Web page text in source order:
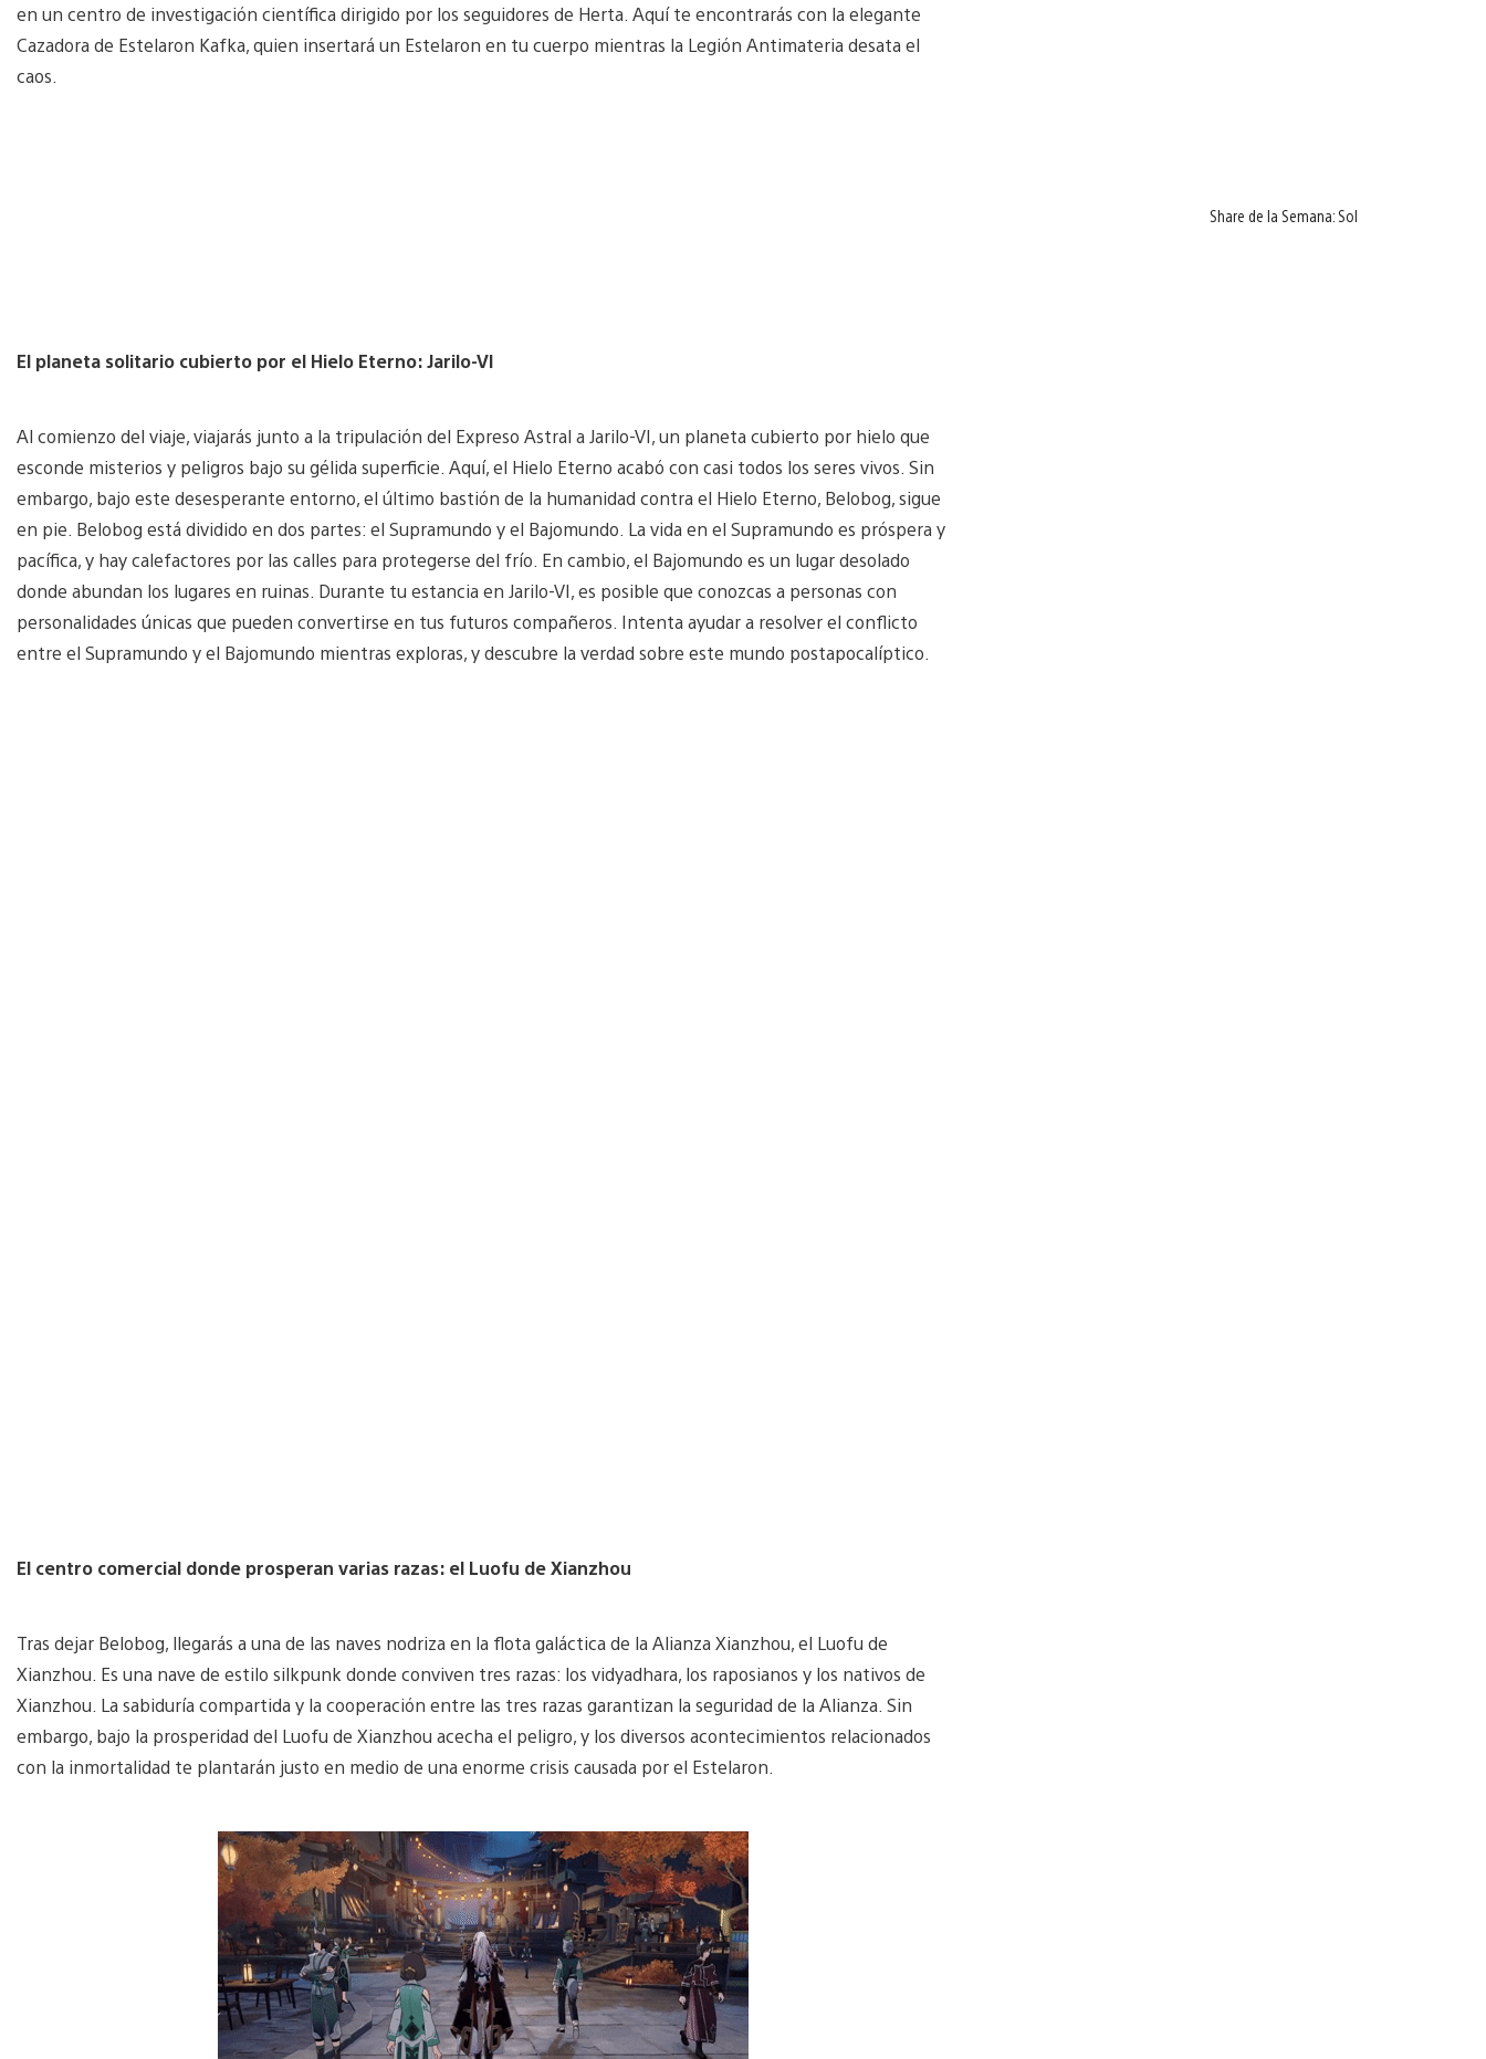
en un centro de investigación científica dirigido por los seguidores de Herta. Aquí te encontrarás con la elegante
Cazadora de Estelaron Kafka, quien insertará un Estelaron en tu cuerpo mientras la Legión Antimateria desata el
caos.
El planeta solitario cubierto por el Hielo Eterno: Jarilo-VI
Al comienzo del viaje, viajarás junto a la tripulación del Expreso Astral a Jarilo-VI, un planeta cubierto por hielo que
esconde misterios y peligros bajo su gélida superficie. Aquí, el Hielo Eterno acabó con casi todos los seres vivos. Sin
embargo, bajo este desesperante entorno, el último bastión de la humanidad contra el Hielo Eterno, Belobog, sigue
en pie. Belobog está dividido en dos partes: el Supramundo y el Bajomundo. La vida en el Supramundo es próspera y
pacífica, y hay calefactores por las calles para protegerse del frío. En cambio, el Bajomundo es un lugar desolado
donde abundan los lugares en ruinas. Durante tu estancia en Jarilo-VI, es posible que conozcas a personas con
personalidades únicas que pueden convertirse en tus futuros compañeros. Intenta ayudar a resolver el conflicto
entre el Supramundo y el Bajomundo mientras exploras, y descubre la verdad sobre este mundo postapocalíptico.
El centro comercial donde prosperan varias razas: el Luofu de Xianzhou
Tras dejar Belobog, llegarás a una de las naves nodriza en la flota galáctica de la Alianza Xianzhou, el Luofu de
Xianzhou. Es una nave de estilo silkpunk donde conviven tres razas: los vidyadhara, los raposianos y los nativos de
Xianzhou. La sabiduría compartida y la cooperación entre las tres razas garantizan la seguridad de la Alianza. Sin
embargo, bajo la prosperidad del Luofu de Xianzhou acecha el peligro, y los diversos acontecimientos relacionados
con la inmortalidad te plantarán justo en medio de una enorme crisis causada por el Estelaron.
Share de la Semana: Sol